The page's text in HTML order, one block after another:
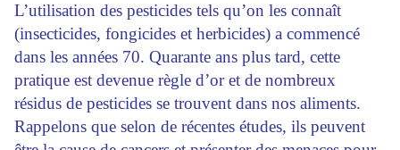
L’utilisation des pesticides tels qu’on les connaît
(insecticides, fongicides et herbicides) a commencé
dans les années 70. Quarante ans plus tard, cette
pratique est devenue règle d’or et de nombreux
résidus de pesticides se trouvent dans nos aliments.
Rappelons que selon de récentes études, ils peuvent